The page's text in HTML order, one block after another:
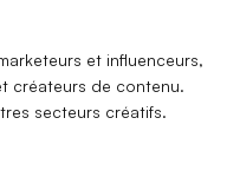
et influenceurs,
créateurs de contenu.
secteurs créatifs.